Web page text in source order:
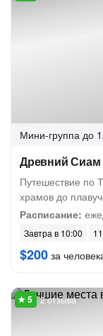
Мини-группа до
Древний Сиам
Путешествие по
храмов до
Расписание:
Завтра в 10:00
$200 за
2 отзыва